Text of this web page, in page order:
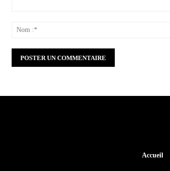
Accueil